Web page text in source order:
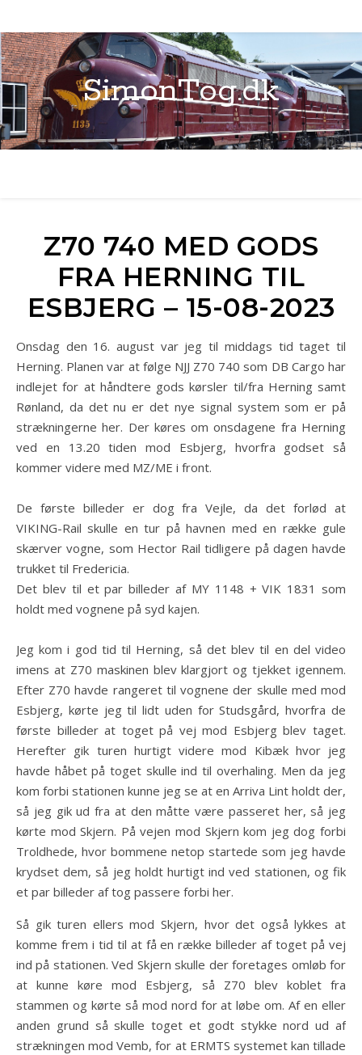
SimonTog.dk
Z70 740 MED GODS
FRA HERNING TIL
ESBJERG – 15-08-2023
Onsdag den 16. august var jeg til middags tid taget til
Herning. Planen var at følge NJJ Z70 740 som DB Cargo har
indlejet for at håndtere gods kørsler til/fra Herning samt
Rønland, da det nu er det nye signal system som er på
strækningerne her. Der køres om onsdagene fra Herning
ved en 13.20 tiden mod Esbjerg, hvorfra godset så
kommer videre med MZ/ME i front.
De første billeder er dog fra Vejle, da det forlød at
VIKING-Rail skulle en tur på havnen med en række gule
skærver vogne, som Hector Rail tidligere på dagen havde
trukket til Fredericia.
Det blev til et par billeder af MY 1148 + VIK 1831 som
holdt med vognene på syd kajen.
Jeg kom i god tid til Herning, så det blev til en del video
imens at Z70 maskinen blev klargjort og tjekket igennem.
Efter Z70 havde rangeret til vognene der skulle med mod
Esbjerg, kørte jeg til lidt uden for Studsgård, hvorfra de
første billeder at toget på vej mod Esbjerg blev taget.
Herefter gik turen hurtigt videre mod Kibæk hvor jeg
havde håbet på toget skulle ind til overhaling. Men da jeg
kom forbi stationen kunne jeg se at en Arriva Lint holdt der,
så jeg gik ud fra at den måtte være passeret her, så jeg
kørte mod Skjern. På vejen mod Skjern kom jeg dog forbi
Troldhede, hvor bommene netop startede som jeg havde
krydset dem, så jeg holdt hurtigt ind ved stationen, og fik
et par billeder af tog passere forbi her.
Så gik turen ellers mod Skjern, hvor det også lykkes at
komme frem i tid til at få en række billeder af toget på vej
ind på stationen. Ved Skjern skulle der foretages omløb for
at kunne køre mod Esbjerg, så Z70 blev koblet fra
stammen og kørte så mod nord for at løbe om. Af en eller
anden grund så skulle toget et godt stykke nord ud af
strækningen mod Vemb, for at ERMTS systemet kan tillade